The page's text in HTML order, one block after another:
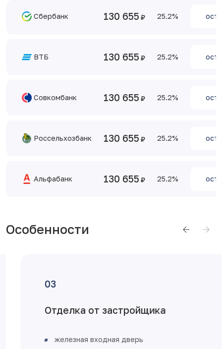
Сбербанк 130 655 25.2
ВТБ 130 655 25.2
Совкомбанк 130 655 25.2
Россельхозбанк 130 655 25.2
Альфабанк 130 655 25.2
Особенности
Отделка от застройщика
железная входная дверь